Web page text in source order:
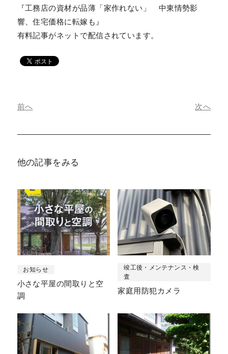
『工務店の資材が品薄「家作れない」 中東情勢影
響、住宅価格に転嫁も』
有料記事がネットで配信されています。
前へ 次へ
他の記事をみる
お知らせ
小さな平屋の間取りと空
調
竣工後・メンテナンス・検
査
家庭用防犯カメラ